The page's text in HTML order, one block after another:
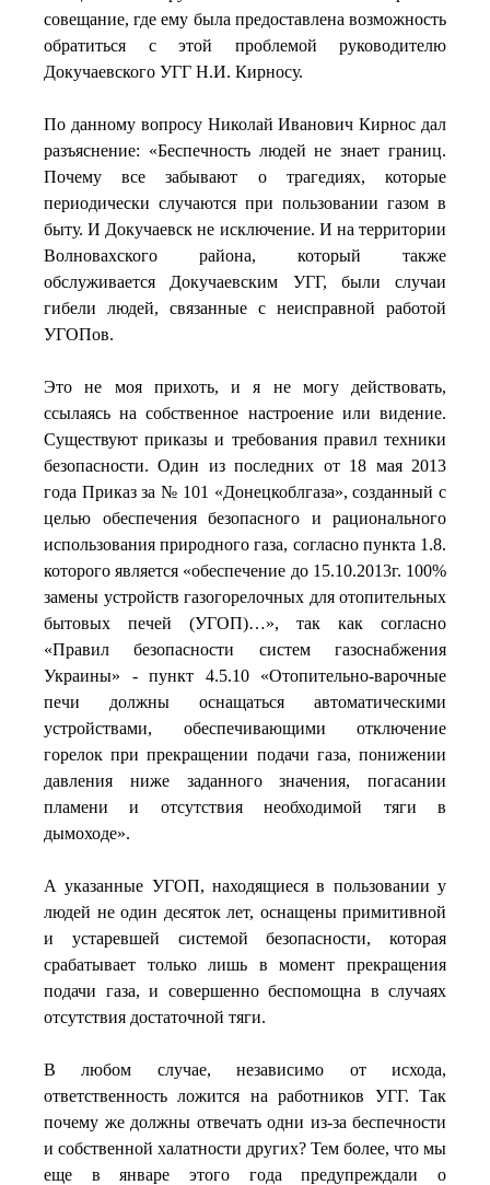
совещание, где ему была предоставлена возможность
обратиться с этой проблемой руководителю
Докучаевского УГГ Н.И. Кирносу.
По данному вопросу Николай Иванович Кирнос дал
разъяснение: «Беспечность людей не знает границ.
Почему все забывают о трагедиях, которые
периодически случаются при пользовании газом в
быту. И Докучаевск не исключение. И на территории
Волновахского района, который также
обслуживается Докучаевским УГГ, были случаи
гибели людей, связанные с неисправной работой
УГОПов.
Это не моя прихоть, и я не могу действовать,
ссылаясь на собственное настроение или видение.
Существуют приказы и требования правил техники
безопасности. Один из последних от 18 мая 2013
года Приказ за № 101 «Донецкоблгаза», созданный с
целью обеспечения безопасного и рационального
использования природного газа, согласно пункта 1.8.
которого является «обеспечение до 15.10.2013г. 100%
замены устройств газогорелочных для отопительных
бытовых печей (УГОП)…», так как согласно
«Правил безопасности систем газоснабжения
Украины» - пункт 4.5.10 «Отопительно-варочные
печи должны оснащаться автоматическими
устройствами, обеспечивающими отключение
горелок при прекращении подачи газа, понижении
давления ниже заданного значения, погасании
пламени и отсутствия необходимой тяги в
дымоходе».
А указанные УГОП, находящиеся в пользовании у
людей не один десяток лет, оснащены примитивной
и устаревшей системой безопасности, которая
срабатывает только лишь в момент прекращения
подачи газа, и совершенно беспомощна в случаях
отсутствия достаточной тяги.
В любом случае, независимо от исхода,
ответственность ложится на работников УГГ. Так
почему же должны отвечать одни из-за беспечности
и собственной халатности других? Тем более, что мы
еще в январе этого года предупреждали о